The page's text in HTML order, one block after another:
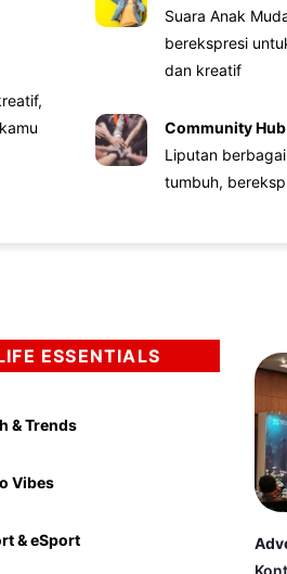
Suara Anak
berekspresi
dan kreatif
Community Hub
Liputan
tumbuh,
ESSENTIALS
& Trends
Vibes
& eSport